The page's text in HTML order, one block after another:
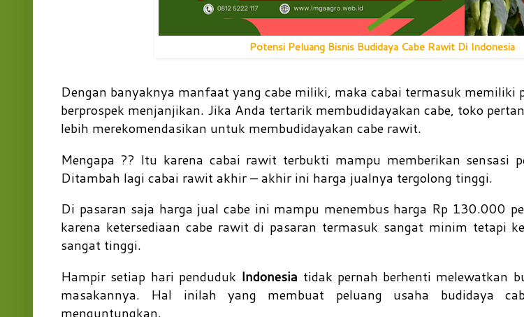
Potensi Peluang Bisnis Budidaya Cabe Rawit Di Indonesia
Dengan banyaknya manfaat yang cabe miliki, maka cabai termasuk memiliki
berprospek menjanjikan. Jika Anda tertarik membudidayakan cabe, toko
lebih merekomendasikan untuk membudidayakan cabe rawit.
Mengapa ?? Itu karena cabai rawit terbukti mampu memberikan sensasi
Ditambah lagi cabai rawit akhir – akhir ini harga jualnya tergolong tinggi.
Di pasaran saja harga jual cabe ini mampu menembus harga Rp 130.000
karena ketersediaan cabe rawit di pasaran termasuk sangat minim tetapi
sangat tinggi.
Hampir setiap hari penduduk Indonesia tidak pernah berhenti melewatkan
masakannya. Hal inilah yang membuat peluang usaha budidaya
menguntungkan.